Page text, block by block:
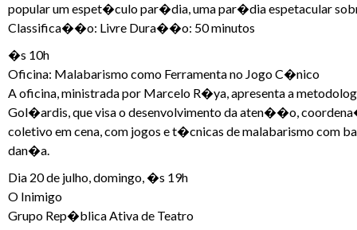
popular um espet�culo par�dia, uma par�dia espetacular
Classifica��o: Livre Dura��o: 50 minutos
�s 10h
Oficina: Malabarismo como Ferramenta no Jogo C�nico
A oficina, ministrada por Marcelo R�ya, apresenta a
Gol�ardis, que visa o desenvolvimento da aten��o,
coletivo em cena, com jogos e t�cnicas de malabarismo com
dan�a.
Dia 20 de julho, domingo, �s 19h
O Inimigo
Grupo Rep�blica Ativa de Teatro